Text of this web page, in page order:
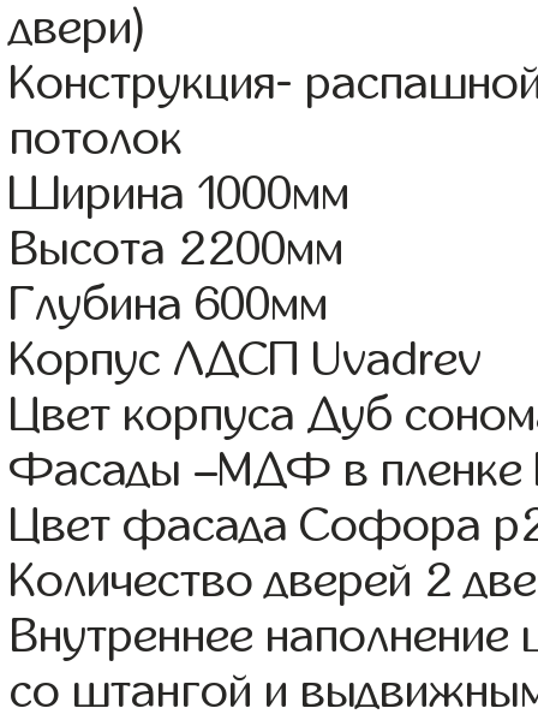
двери)
Конструкция-
потолок
Ширина 1000мм
Высота 2200мм
Глубина 600мм
Корпус ЛДСП Uvadrev
Цвет корпуса Дуб
Фасады –МДФ в пленке
Цвет фасада Софора
Количество дверей 2
Внутреннее
со штангой и